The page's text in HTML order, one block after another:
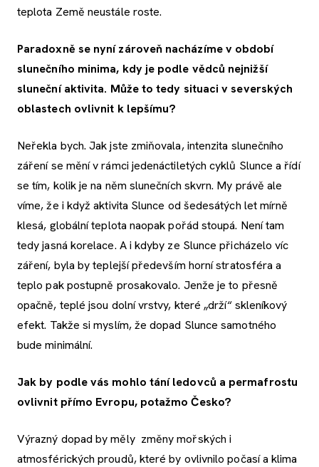
teplota Země neustále roste.
Paradoxně se nyní zároveň nacházíme v období
slunečního minima, kdy je podle vědců nejnižší
sluneční aktivita. Může to tedy situaci v severských
oblastech ovlivnit k lepšímu?
Neřekla bych. Jak jste zmiňovala, intenzita slunečního
záření se mění v rámci jedenáctiletých cyklů Slunce a řídí
se tím, kolik je na něm slunečních skvrn. My právě ale
víme, že i když aktivita Slunce od šedesátých let mírně
klesá, globální teplota naopak pořád stoupá. Není tam
tedy jasná korelace. A i kdyby ze Slunce přicházelo víc
záření, byla by teplejší především horní stratosféra a
teplo pak postupně prosakovalo. Jenže je to přesně
opačně, teplé jsou dolní vrstvy, které „drží“ skleníkový
efekt. Takže si myslím, že dopad Slunce samotného
bude minimální.
Jak by podle vás mohlo tání ledovců a permafrostu
ovlivnit přímo Evropu, potažmo Česko?
Výrazný dopad by měly změny mořských i
atmosférických proudů, které by ovlivnilo počasí a klima